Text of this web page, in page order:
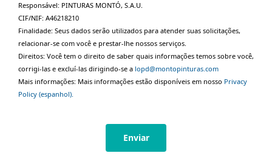
Responsável: PINTURAS MONTÓ, S.A.U.
CIF/NIF: A46218210
Finalidade: Seus dados serão utilizados para atender suas solicitações,
relacionar-se com você e prestar-lhe nossos serviços.
Direitos: Você tem o direito de saber quais informações temos sobre você,
corrigi-las e excluí-las dirigindo-se a lopd@montopinturas.com
Mais informações: Mais informações estão disponíveis em nosso Privacy
Policy (espanhol).
Enviar